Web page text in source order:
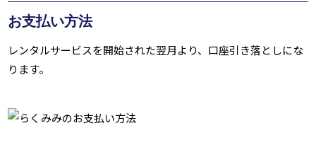
お支払い方法
レンタルサービスを開始された翌月より、口座引き落としにな
ります。